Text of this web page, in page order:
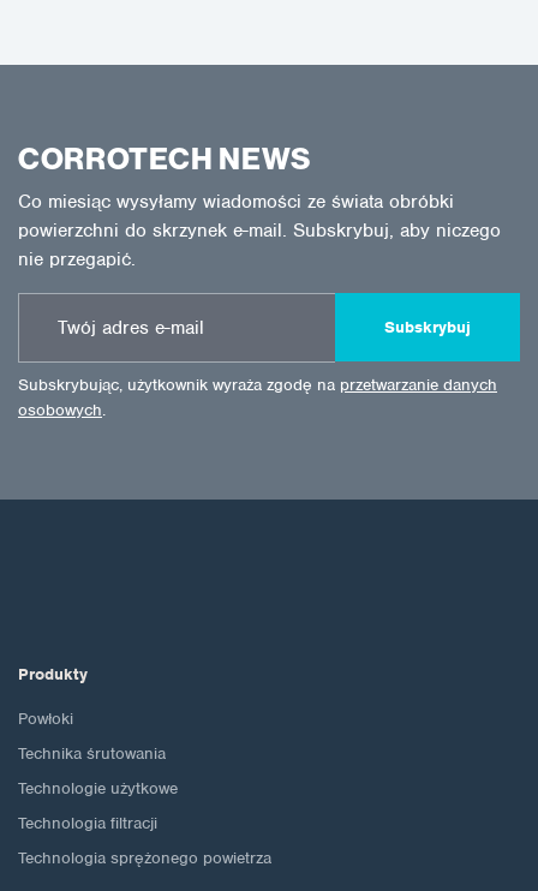
CORROTECH NEWS
Co miesiąc wysyłamy wiadomości ze świata obróbki
powierzchni do skrzynek e-mail. Subskrybuj, aby niczego
nie przegapić.
Subskrybuj
Subskrybując, użytkownik wyraża zgodę na przetwarzanie danych
osobowych.
Produkty
Powłoki
Technika śrutowania
Technologie użytkowe
Technologia filtracji
Technologia sprężonego powietrza